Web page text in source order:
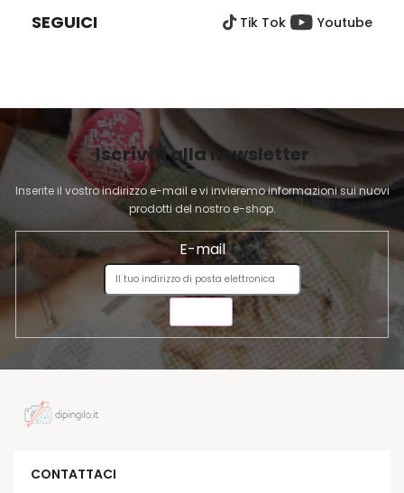
G
N
A
SEGUICI Tik Tok Youtube
Iscriviti alla newsletter
Inserite il vostro indirizzo e-mail e vi invieremo informazioni sui nuovi
prodotti del nostro e-shop.
E-mail
CONTATTACI